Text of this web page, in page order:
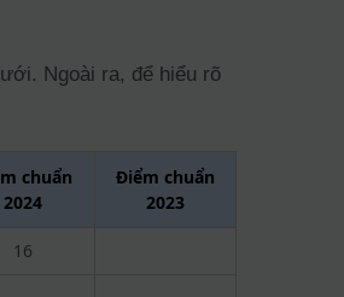
Ngoài ra, để hiểu rõ
chuẩn
2024
Điểm chuẩn
2023
16